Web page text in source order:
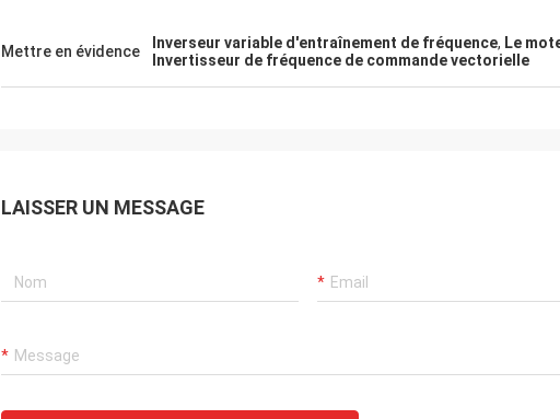
Mettre en évidence Inverseur variable d'entraînement de fréquence, Le
Invertisseur de fréquence de commande vectorielle
LAISSER UN MESSAGE